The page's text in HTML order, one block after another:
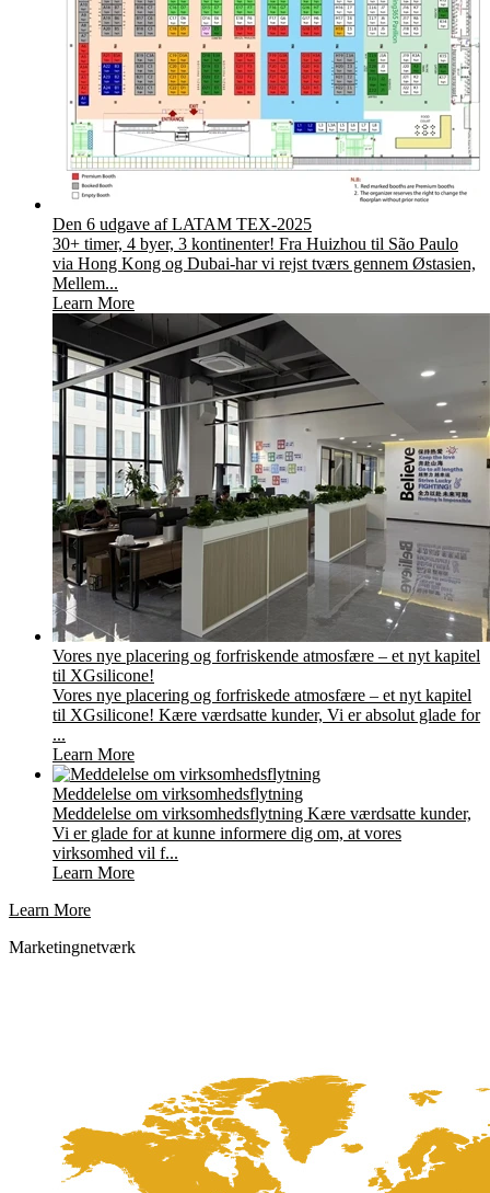
Den 6 udgave af LATAM TEX-2025
30+ timer, 4 byer, 3 kontinenter! Fra Huizhou til São Paulo
via Hong Kong og Dubai-har vi rejst tværs gennem Østasien,
Mellem...
Learn More
Vores nye placering og forfriskende atmosfære – et nyt kapitel
til XGsilicone!
Vores nye placering og forfriskede atmosfære – et nyt kapitel
til XGsilicone! Kære værdsatte kunder, Vi er absolut glade for
...
Learn More
Meddelelse om virksomhedsflytning
Meddelelse om virksomhedsflytning Kære værdsatte kunder,
Vi er glade for at kunne informere dig om, at vores
virksomhed vil f...
Learn More
Learn More
Marketingnetværk